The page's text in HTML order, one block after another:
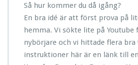
Så hur kommer du då igång?
En bra idé är att först prova på
hemma. Vi sökte lite på Youtube
nybörjare och vi hittade flera bra
instruktioner här är en länk till